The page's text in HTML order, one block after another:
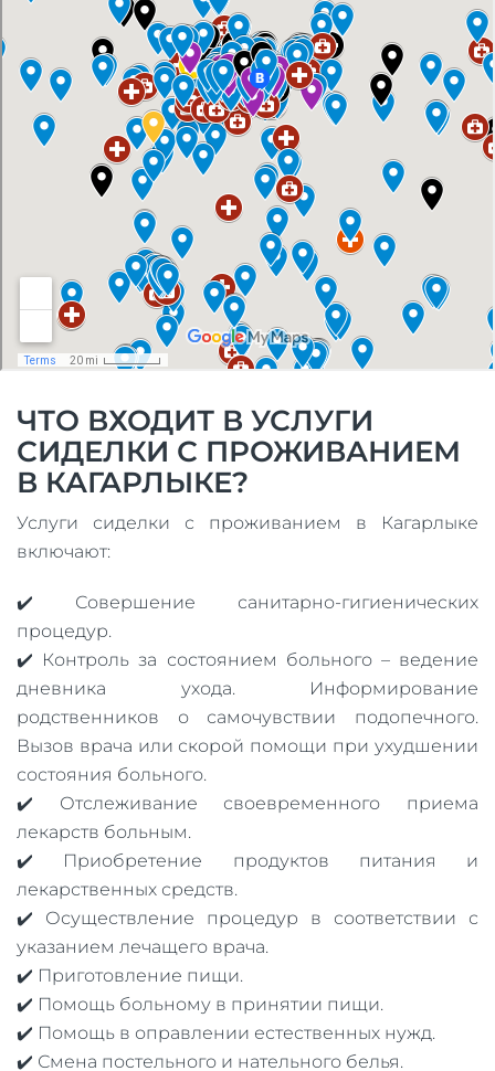
ЧТО ВХОДИТ В УСЛУГИ
СИДЕЛКИ С ПРОЖИВАНИЕМ
В КАГАРЛЫКЕ?
Услуги сиделки с проживанием в Кагарлыке
включают:
✔️ Совершение санитарно-гигиенических
процедур.
✔️ Контроль за состоянием больного – ведение
дневника ухода. Информирование
родственников о самочувствии подопечного.
Вызов врача или скорой помощи при ухудшении
состояния больного.
✔️ Отслеживание своевременного приема
лекарств больным.
✔️ Приобретение продуктов питания и
лекарственных средств.
✔️ Осуществление процедур в соответствии с
указанием лечащего врача.
✔️ Приготовление пищи.
✔️ Помощь больному в принятии пищи.
✔️ Помощь в оправлении естественных нужд.
✔️ Смена постельного и нательного белья.